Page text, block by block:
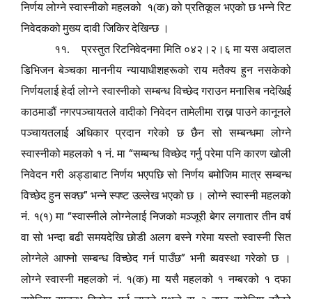
निर्णय लोग्ने स्वास्नीको महलको १(क) को प्रतिकूल भएको छ भन्ने रिट
निवेदकको मुख्य दावी जिकिर देखिन्छ ।
११.
प्रस्तुत रिटनिवेदनमा मिति ०४२।२।६ मा यस अदालत
डिभिजन बेञ्चका माननीय न्यायाधीशहरूको राय मतैक्य हुन नसकेको
निर्णयलाई हेर्दा लोग्ने स्वास्नीको सम्बन्ध विच्छेद गराउन मनासिब नदेखिई
काठमाडौं नगरपञ्चायतले वादीको निवेदन तामेलीमा राख्न पाउने कानूनले
पञ्चायतलाई अधिकार प्रदान गरेको छ छैन सो सम्बन्धमा लोग्ने
स्वास्नीको महलको १ नं. मा “सम्बन्ध विच्छेद गर्नु परेमा पनि कारण खोली
निवेदन गरी अड्डाबाट निर्णय भएपछि सो निर्णय बमोजिम मात्र सम्बन्ध
विच्छेद हुन सक्छ” भन्ने स्पष्ट उल्लेख भएको छ । लोग्ने स्वास्नी महलको
नं. १(१) मा “स्वास्नीले लोग्नेलाई निजको मञ्जूरी बेगर लगातार तीन वर्ष
वा सो भन्दा बढी समयदेखि छोडी अलग बस्ने गरेमा यस्तो स्वास्नी सित
लोग्नेले आफ्नो सम्बन्ध विच्छेद गर्न पाउँछ” भनी व्यवस्था गरेको छ ।
लोग्ने स्वास्नी महलको नं. १(क) मा यसै महलको १ नम्बरको १ दफा